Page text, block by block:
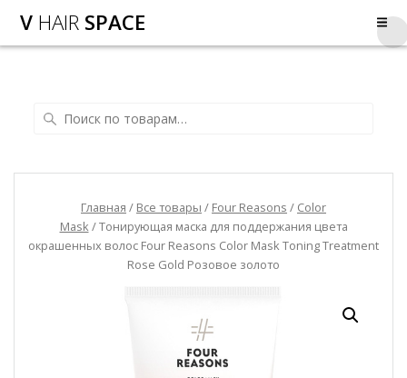
V HAIR SPACE
Главная / Все товары / Four Reasons / Color
Mask / Тонирующая маска для поддержания цвета
окрашенных волос Four Reasons Color Mask Toning Treatment
Rose Gold Розовое золото